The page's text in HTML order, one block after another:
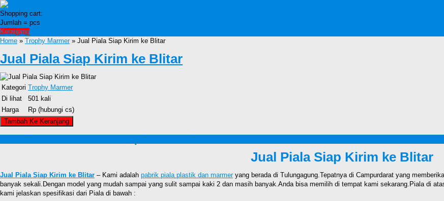
Shopping cart:
Jumlah = pcs
Keranjang
Home » Trophy Marmer» Jual Piala Siap Kirim ke Blitar
Jual Piala Siap Kirim ke Blitar
Kategori Trophy Marmer
Di lihat
501 kali
Harga
Rp (hubungi cs)
Jual Piala Siap Kirim ke Blitar
Jual Piala Siap Kirim ke Blitar – Kami adalah pabrik piala plastik dan marmeryang berada di Tulungagung.Tepatnya di Campurdarat yang
banyak sekali.Dengan model yang mudah sampai yang sulit sampai kaki 2 dan masih banyak.Anda bisa memilih di tempat kami sekarang.Piala di
kami jelaskan spesifikasi dari Piala di bawah :